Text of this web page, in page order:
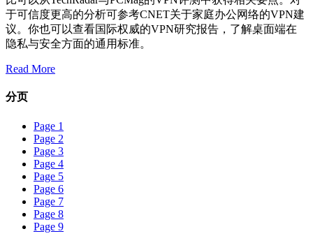
于可信度更高的分析可参考CNET关于家庭办公网络的VPN建
议。你也可以查看国际权威的VPN研究报告，了解桌面端在
隐私与安全方面的通用标准。
Read More
分页
Page 1
Page 2
Page 3
Page 4
Page 5
Page 6
Page 7
Page 8
Page 9